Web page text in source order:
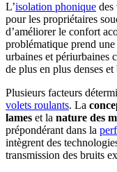
L’isolation phonique des
pour les propriétaires
d’améliorer le confort
problématique prend
urbaines et périurbaines
de plus en plus denses et
Plusieurs facteurs
volets roulants. La
lames et la nature des
prépondérant dans la
intègrent des
transmission des bruits